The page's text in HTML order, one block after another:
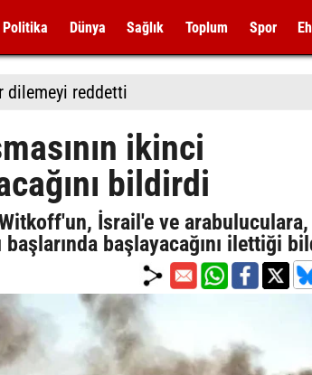
Politika Dünya Sağlık Toplum Spor
dilemeyi reddetti
ikinci
bildirdi
İsrail'e ve arabuluculara,
başlarında başlayacağını ilettiği